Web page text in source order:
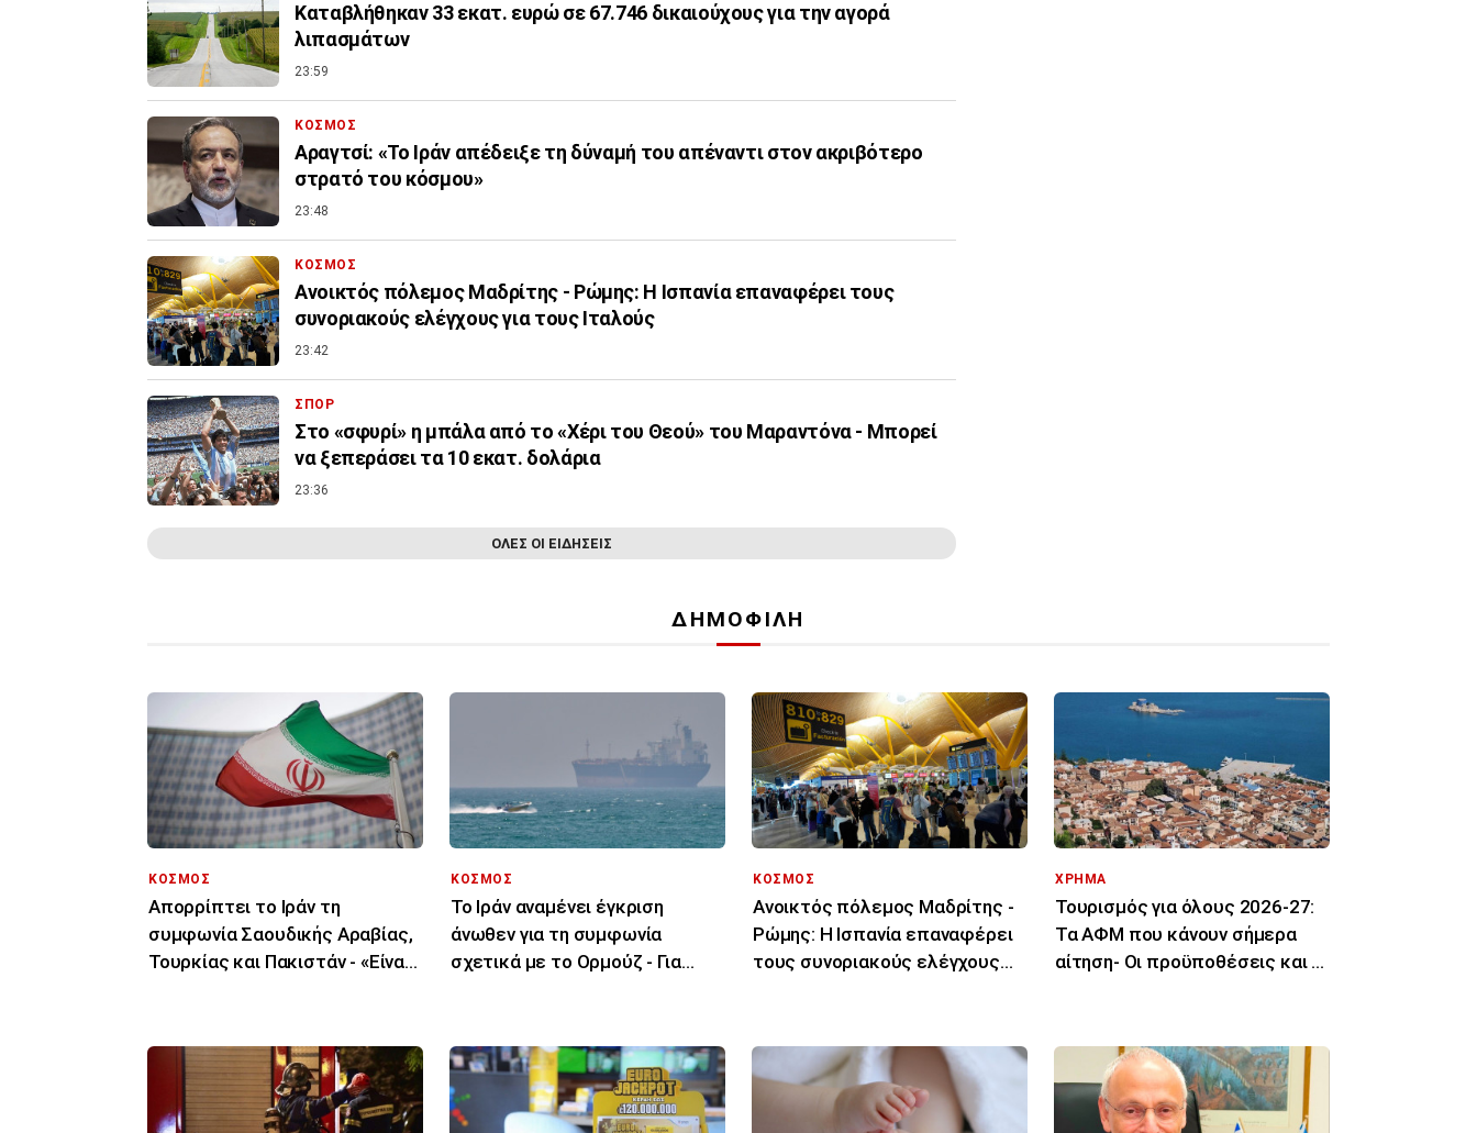
Καταβλήθηκαν 33 εκατ. ευρώ σε 67.746 δικαιούχους για την αγορά
λιπασμάτων
23:59
ΚΟΣΜΟΣ
Αραγτσί: «Το Ιράν απέδειξε τη δύναμή του απέναντι στον ακριβότερο
στρατό του κόσμου»
23:48
ΚΟΣΜΟΣ
Ανοικτός πόλεμος Μαδρίτης - Ρώμης: Η Ισπανία επαναφέρει τους
συνοριακούς ελέγχους για τους Ιταλούς
23:42
ΣΠΟΡ
Στο «σφυρί» η μπάλα από το «Χέρι του Θεού» του Μαραντόνα - Μπορεί
να ξεπεράσει τα 10 εκατ. δολάρια
23:36
ΟΛΕΣ ΟΙ ΕΙΔΗΣΕΙΣ
ΔΗΜΟΦΙΛΗ
ΚΟΣΜΟΣ
Απορρίπτει το Ιράν τη
συμφωνία Σαουδικής Αραβίας,
Τουρκίας και Πακιστάν - «Είναι
ΚΟΣΜΟΣ
Το Ιράν αναμένει έγκριση
άνωθεν για τη συμφωνία
σχετικά με το Ορμούζ - Για
ΚΟΣΜΟΣ
Ανοικτός πόλεμος Μαδρίτης -
Ρώμης: Η Ισπανία επαναφέρει
τους συνοριακούς ελέγχους
ΧΡΗΜΑ
Τουρισμός για όλους 2026-27:
Τα ΑΦΜ που κάνουν σήμερα
αίτηση- Οι προϋποθέσεις και οι